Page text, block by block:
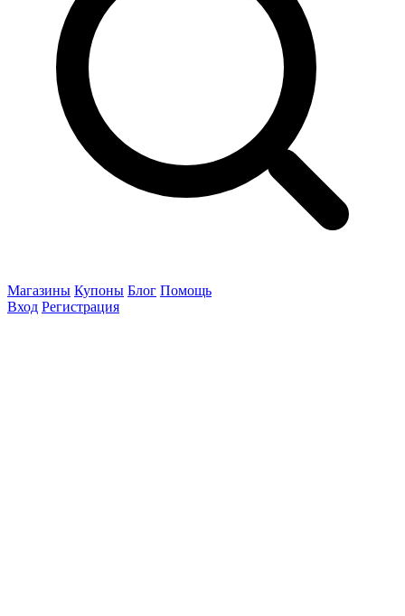
Магазины Купоны Блог Помощь
Вход Регистрация